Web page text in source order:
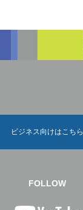
ビジネス向けはこちら
FOLLOW